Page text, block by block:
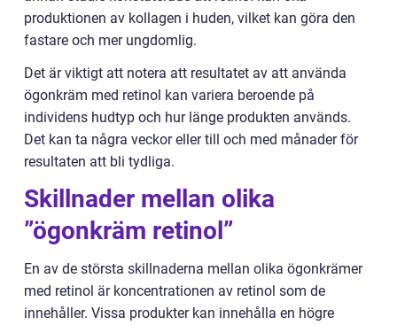
produktionen av kollagen i huden, vilket kan göra den
fastare och mer ungdomlig.
Det är viktigt att notera att resultatet av att använda
ögonkräm med retinol kan variera beroende på
individens hudtyp och hur länge produkten används.
Det kan ta några veckor eller till och med månader för
resultaten att bli tydliga.
Skillnader mellan olika
”ögonkräm retinol”
En av de största skillnaderna mellan olika ögonkrämer
med retinol är koncentrationen av retinol som de
innehåller. Vissa produkter kan innehålla en högre